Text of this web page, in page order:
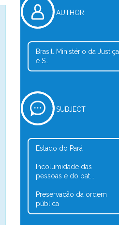
AUTHOR
Brasil. Ministério da Justiça
e S...
SUBJECT
Estado do Pará
Incolumidade das
pessoas e do pat...
Preservação da ordem
pública